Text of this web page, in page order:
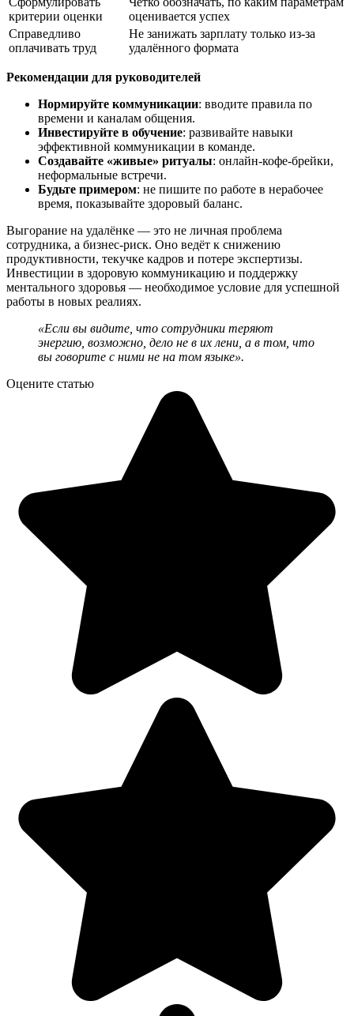
критерии оценки
оценивается успех
Справедливо
оплачивать труд
Не занижать зарплату только из-за
удалённого формата
Рекомендации для руководителей
Нормируйте коммуникации: вводите правила по
времени и каналам общения.
Инвестируйте в обучение: развивайте навыки
эффективной коммуникации в команде.
Создавайте «живые» ритуалы: онлайн-кофе-брейки,
неформальные встречи.
Будьте примером: не пишите по работе в нерабочее
время, показывайте здоровый баланс.
Выгорание на удалёнке — это не личная проблема
сотрудника, а бизнес-риск. Оно ведёт к снижению
продуктивности, текучке кадров и потере экспертизы.
Инвестиции в здоровую коммуникацию и поддержку
ментального здоровья — необходимое условие для успешной
работы в новых реалиях.
«Если вы видите, что сотрудники теряют
энергию, возможно, дело не в их лени, а в том, что
вы говорите с ними не на том языке».
Оцените статью